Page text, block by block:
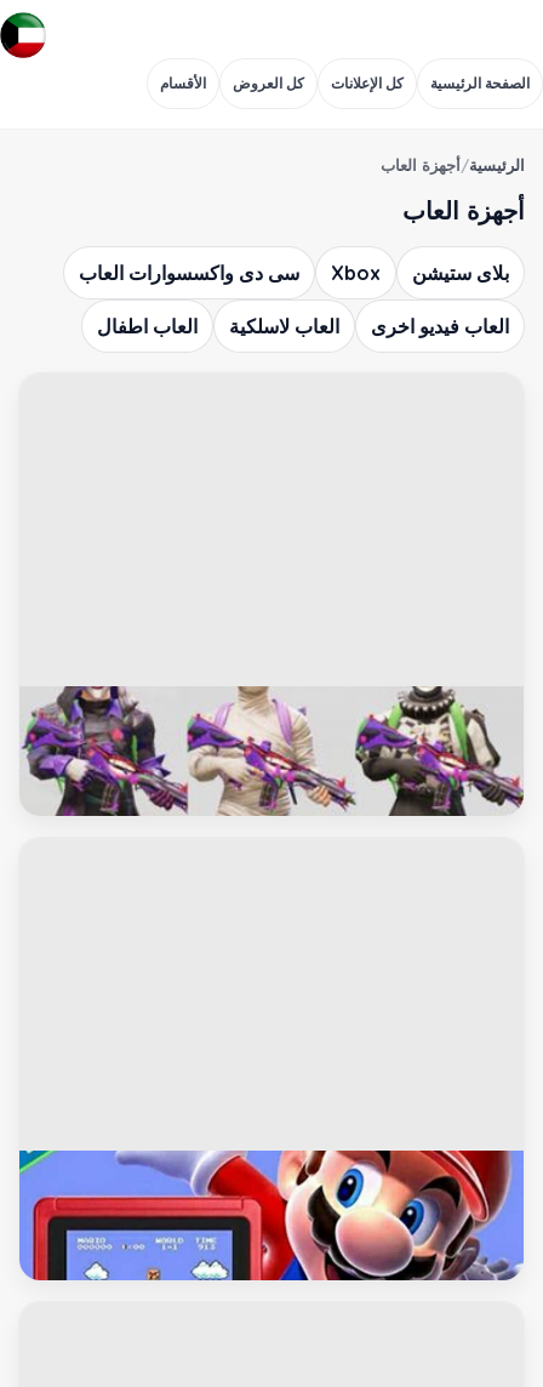
الصفحة الرئيسية كل الإعلانات كل العروض الأقسام
الرئيسية/أجهزة العاب
أجهزة العاب
بلاى ستيشن Xbox سى دى واكسسوارات العاب
العاب فيديو اخرى العاب لاسلكية العاب اطفال
العاب فيديو اخرى
حساب ببجي اسطوري
العاب اطفال
sup